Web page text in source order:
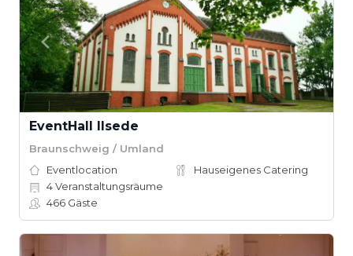
EventHall Ilsede
Braunschweig / Umland
Eventlocation
Hauseigenes Catering
4Veranstaltungsräume
466 Gäste